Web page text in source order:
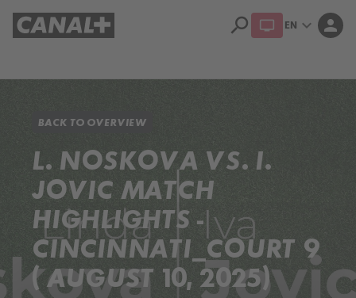
search EN expand_more person
BACK TO OVERVIEW
L. NOSKOVA VS. I.
JOVIC MATCH
HIGHLIGHTS -
CINCINNATI_COURT 9
( AUGUST 10, 2025)